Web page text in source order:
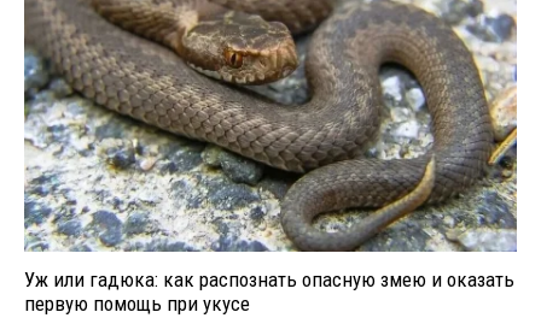
Уж или гадюка: как распознать опасную змею и оказать
первую помощь при укусе